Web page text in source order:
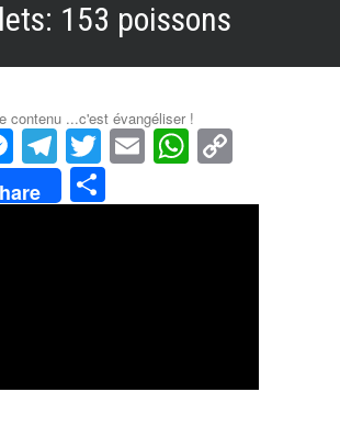
153 poissons
contenu ...c'est évangéliser !
Messenger
Telegram
Twitter
Email